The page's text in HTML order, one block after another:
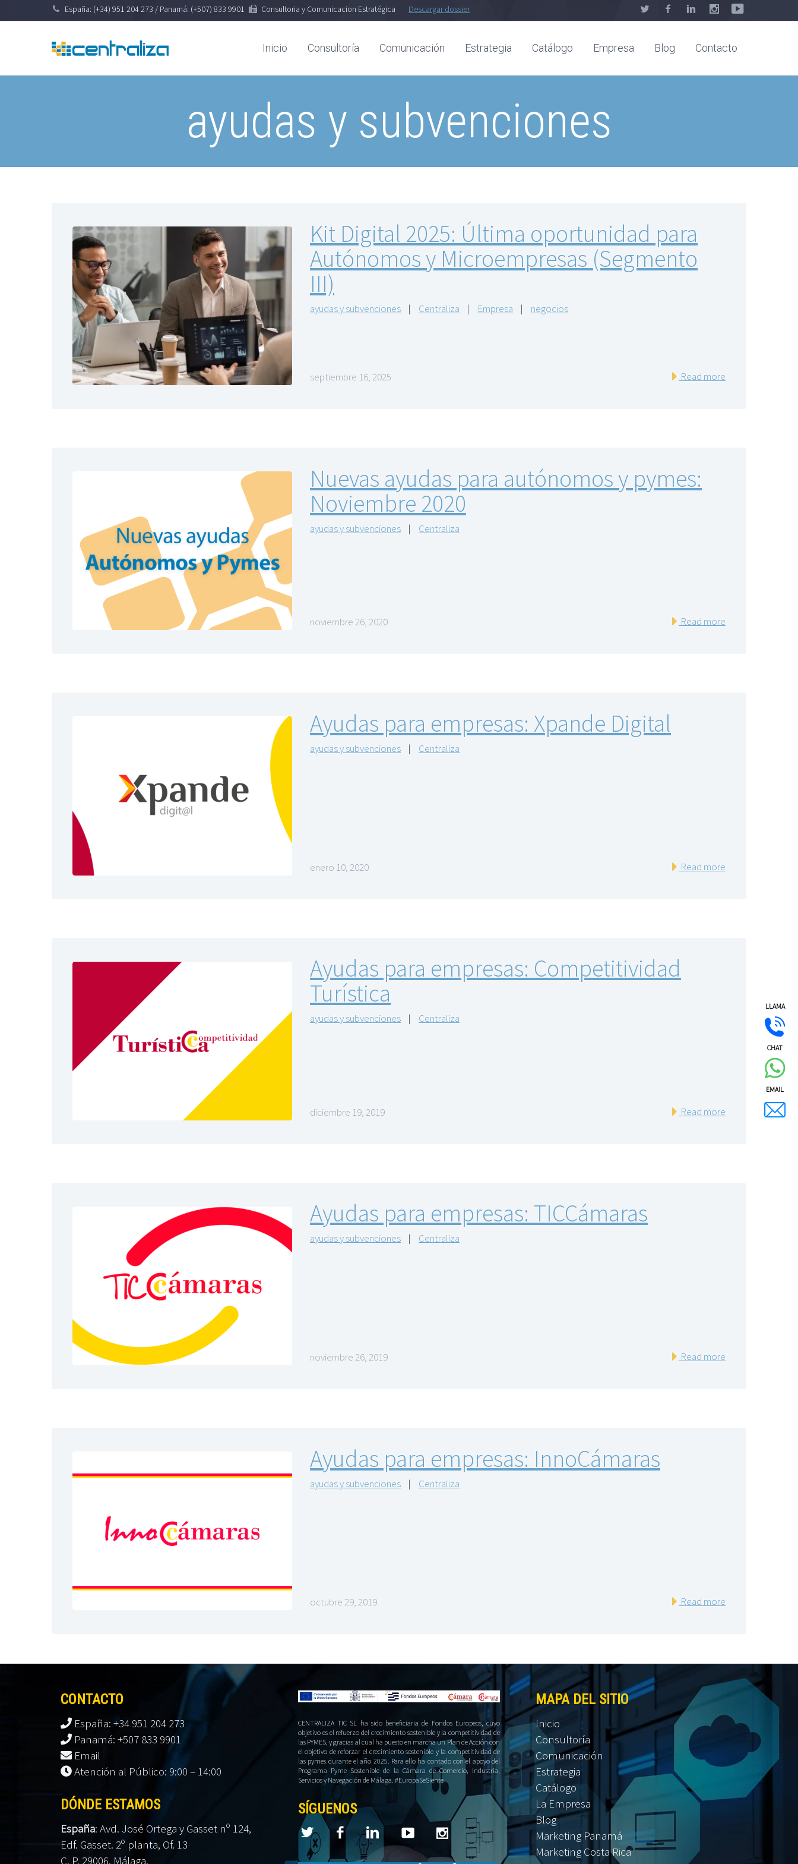
LLAMA
CHAT
EMAIL
España: (+34) 951 204 273 / Panamá: (+507) 833 9901 Consultoria y Comunicacion Estratégica Descargar dossier
Inicio Consultoría Comunicación Estrategia Catálogo Empresa Blog Contacto
ayudas y subvenciones
Kit Digital 2025: Última oportunidad para
Autónomos y Microempresas (Segmento
III)
ayudas y subvenciones | Centraliza | Empresa | negocios
septiembre 16, 2025 Read more
Nuevas ayudas para autónomos y pymes:
Noviembre 2020
ayudas y subvenciones | Centraliza
noviembre 26, 2020 Read more
Ayudas para empresas: Xpande Digital
ayudas y subvenciones | Centraliza
enero 10, 2020 Read more
Ayudas para empresas: Competitividad
Turística
ayudas y subvenciones | Centraliza
diciembre 19, 2019 Read more
Ayudas para empresas: TICCámaras
ayudas y subvenciones | Centraliza
noviembre 26, 2019 Read more
Ayudas para empresas: InnoCámaras
ayudas y subvenciones | Centraliza
octubre 29, 2019 Read more
CONTACTO
España: +34 951 204 273
Panamá: +507 833 9901
Email
Atención al Público: 9:00 – 14:00
DÓNDE ESTAMOS
España: Avd. José Ortega y Gasset nº 124,
Edf. Gasset. 2º planta, Of. 13
C. P. 29006. Málaga.
CENTRALIZA TIC SL ha sido beneficiaria de Fondos Europeos, cuyo
objetivo es el refuerzo del crecimiento sostenible y la competitividad de
las PYMES, y gracias al cual ha puesto en marcha un Plan de Acción con
el objetivo de reforzar el crecimiento sostenible y la competitividad de
las pymes durante el año 2025. Para ello ha contado con el apoyo del
Programa Pyme Sostenible de la Cámara de Comercio, Industria,
Servicios y Navegación de Málaga. #EuropaSeSiente
SÍGUENOS
MAPA DEL SITIO
Inicio
Consultoría
Comunicación
Estrategia
Catálogo
La Empresa
Blog
Marketing Panamá
Marketing Costa Rica